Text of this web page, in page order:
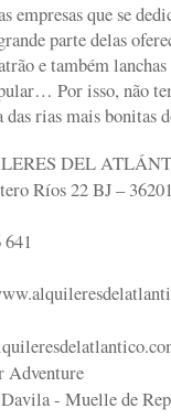
empresas que se
parte delas
e também
Por isso, não
das rias mais
DEL
Ríos 22 BJ –
Adventure
- Muelle de